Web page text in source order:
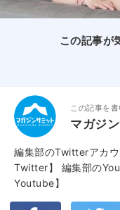
この記事が
この記事を書
マガジ
編集部のTwitterアカ
Twitter】
編集部の
Youtube】